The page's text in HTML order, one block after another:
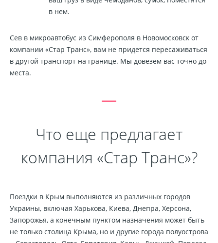
в нем.
Сев в микроавтобус из Симферополя в Новомосковск от
компании «Стар Транс», вам не придется пересаживаться
в другой транспорт на границе. Мы довезем вас точно до
места.
Что еще предлагает
компания «Стар Транс»?
Поездки в Крым выполняются из различных городов
Украины, включая Харькова, Киева, Днепра, Херсона,
Запорожья, а конечным пунктом назначения может быть
не только столица Крыма, но и другие города полуострова